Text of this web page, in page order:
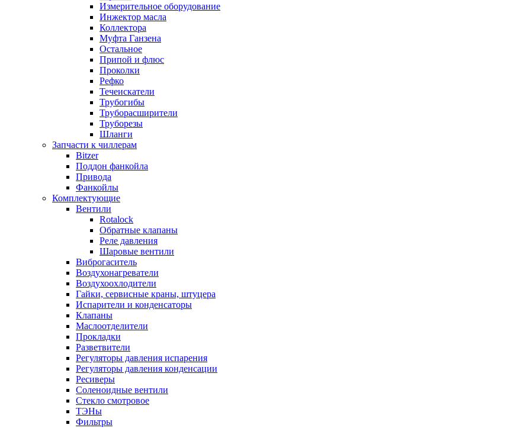
Измерительное оборудование
Инжектор масла
Коллектора
Муфта Ганзена
Остальное
Припой и флюс
Проколки
Рефко
Течеискатели
Трубогибы
Труборасширители
Труборезы
Шланги
Запчасти к чиллерам
Bitzer
Поддон фанкойла
Привода
Фанкойлы
Комплектующие
Вентили
Rotalock
Обратные клапаны
Реле давления
Шаровые вентили
Виброгаситель
Воздухонагреватели
Воздухоохлодители
Гайки, сервисные краны, штуцера
Испарители и конденсаторы
Клапаны
Маслоотделители
Прокладки
Разветвители
Регуляторы давления испарения
Регуляторы давления конденсации
Ресиверы
Соленоидные вентили
Стекло смотровое
ТЭНы
Фильтры